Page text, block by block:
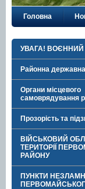
Головна
УВАГА! ВОЄННИЙ
Районна державна
Органи місцевого
самоврядування
Прозорість та
ВІЙСЬКОВИЙ
ТЕРИТОРІЇ
РАЙОНУ
ПУНКТИ